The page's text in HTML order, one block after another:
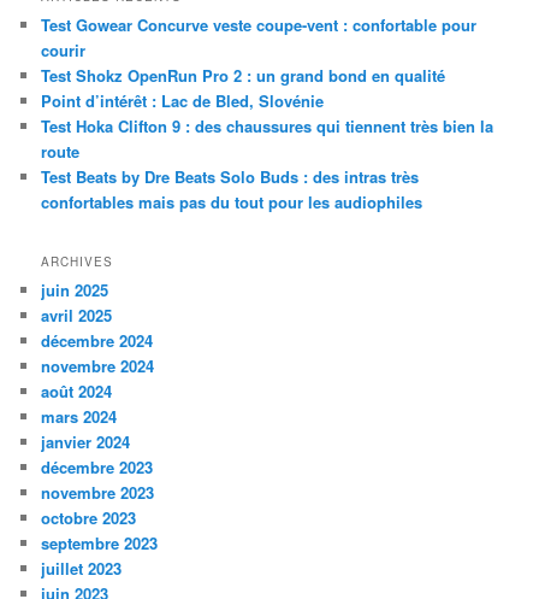
r
c
h
e
Test Gowear Concurve veste coupe-vent : confortable pour
courir
Test Shokz OpenRun Pro 2 : un grand bond en qualité
Point d’intérêt : Lac de Bled, Slovénie
Test Hoka Clifton 9 : des chaussures qui tiennent très bien la
route
Test Beats by Dre Beats Solo Buds : des intras très
confortables mais pas du tout pour les audiophiles
ARCHIVES
juin 2025
avril 2025
décembre 2024
novembre 2024
août 2024
mars 2024
janvier 2024
décembre 2023
novembre 2023
octobre 2023
septembre 2023
juillet 2023
juin 2023